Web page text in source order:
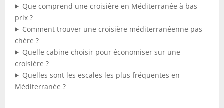
Que comprend une croisière en Méditerranée à bas
prix ?
Comment trouver une croisière méditerranéenne pas
chère ?
Quelle cabine choisir pour économiser sur une
croisière ?
Quelles sont les escales les plus fréquentes en
Méditerranée ?